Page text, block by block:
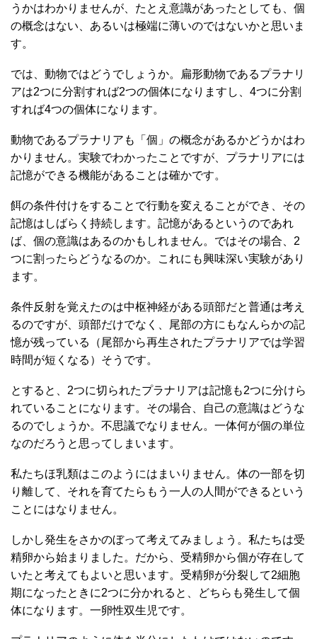
うかはわかりませんが、たとえ意識があったとしても、個
の概念はない、あるいは極端に薄いのではないかと思いま
す。
では、動物ではどうでしょうか。扁形動物であるプラナリ
アは2つに分割すれば2つの個体になりますし、4つに分割
すれば4つの個体になります。
動物であるプラナリアも「個」の概念があるかどうかはわ
かりません。実験でわかったことですが、プラナリアには
記憶ができる機能があることは確かです。
餌の条件付けをすることで行動を変えることができ、その
記憶はしばらく持続します。記憶があるというのであれ
ば、個の意識はあるのかもしれません。ではその場合、2
つに割ったらどうなるのか。これにも興味深い実験があり
ます。
条件反射を覚えたのは中枢神経がある頭部だと普通は考え
るのですが、頭部だけでなく、尾部の方にもなんらかの記
憶が残っている（尾部から再生されたプラナリアでは学習
時間が短くなる）そうです。
とすると、2つに切られたプラナリアは記憶も2つに分けら
れていることになります。その場合、自己の意識はどうな
るのでしょうか。不思議でなりません。一体何が個の単位
なのだろうと思ってしまいます。
私たちほ乳類はこのようにはまいりません。体の一部を切
り離して、それを育てたらもう一人の人間ができるという
ことにはなりません。
しかし発生をさかのぼって考えてみましょう。私たちは受
精卵から始まりました。だから、受精卵から個が存在して
いたと考えてもよいと思います。受精卵が分裂して2細胞
期になったときに2つに分かれると、どちらも発生して個
体になります。一卵性双生児です。